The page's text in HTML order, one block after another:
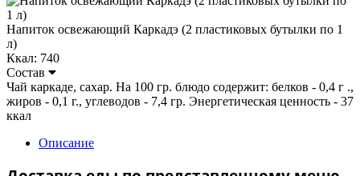
Напиток освежающий Каркадэ (2 пластиковых бутылки по 1
л)
Ккал: 740
Состав
Чай каркаде, сахар. На 100 гр. блюдо содержит: белков - 0,4 г .,
жиров - 0,1 г., углеводов - 7,4 гр. Энергетическая ценность - 37
ккал
Описание